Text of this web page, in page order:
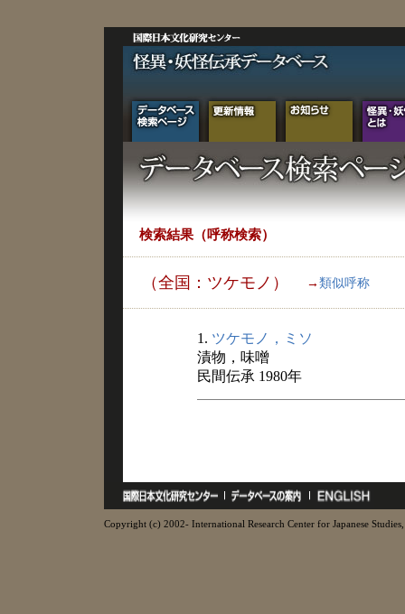
検索結果（呼称検索）
（全国：ツケモノ） → 類似呼称
1. ツケモノ，ミソ
漬物，味噌
民間伝承 1980年
Copyright (c) 2002- International Research Center for Japanese